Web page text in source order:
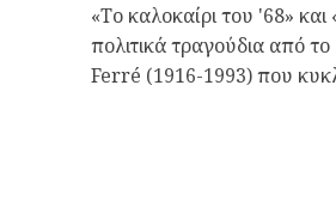
«Το καλοκαίρι του '68» και
πολιτικά τραγούδια από
Ferré (1916-1993) που